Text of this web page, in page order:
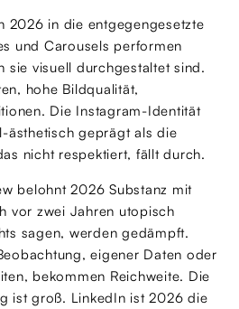
2026 in die entgegengesetzte
und Carousels performen
sie visuell durchgestaltet sind.
hohe Bildqualität,
Die Instagram-Identität
ästhetisch geprägt als die
nicht respektiert, fällt durch.
belohnt 2026 Substanz mit
vor zwei Jahren utopisch
sagen, werden gedämpft.
eigener Daten oder
bekommen Reichweite. Die
ist groß. LinkedIn ist 2026 die